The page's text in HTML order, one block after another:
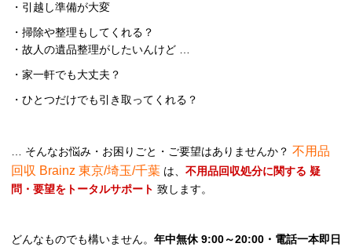
・引越し準備が大変
・掃除や整理もしてくれる？
・故人の遺品整理がしたいんけど …
・家一軒でも大丈夫？
・ひとつだけでも引き取ってくれる？
… そんなお悩み・お困りごと・ご要望はありませんか？ 不用品
回収 Brainz 東京/埼玉/千葉 は、 不用品回収処分に関する 疑
問・要望をトータルサポート 致します。
どんなものでも構いません。 年中無休 9:00～20:00・電話一本即日